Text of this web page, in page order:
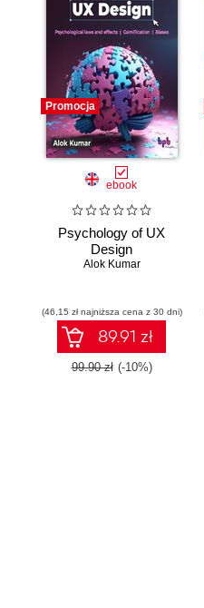
Promocja
ebook
Psychology of UX
Design
Alok Kumar
(46,15 zł najniższa cena z 30 dni)
89.91 zł
99.90 zł (-10%)